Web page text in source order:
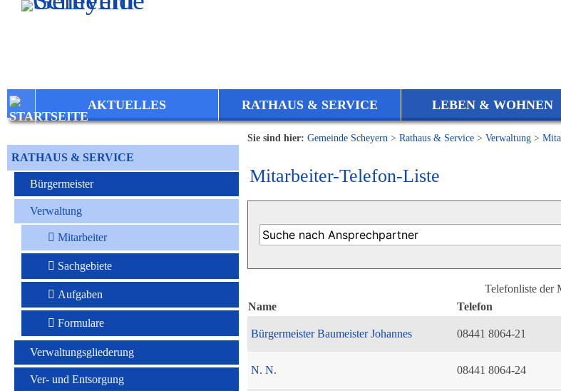
Zum Inhalt,zur Navigationoder
AKTUELLES RATHAUS & SERVICE LEBEN & WOHNEN
RATHAUS & SERVICE
Bürgermeister
Verwaltung
Mitarbeiter
Sachgebiete
Aufgaben
Formulare
Verwaltungsgliederung
Ver- und Entsorgung
Sie sind hier: Gemeinde Scheyern > Rathaus & Service > Verwaltung >
Mitarbeiter-Telefon-Liste
Telefonliste der
Name
Telefon
Bürgermeister Baumeister Johannes 08441 8064-21
N. N. 08441 8064-24